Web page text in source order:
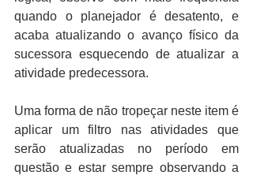
quando o planejador é desatento, e
acaba atualizando o avanço físico da
sucessora esquecendo de atualizar a
atividade predecessora.
Uma forma de não tropeçar neste item é
aplicar um filtro nas atividades que
serão atualizadas no período em
questão e estar sempre observando a